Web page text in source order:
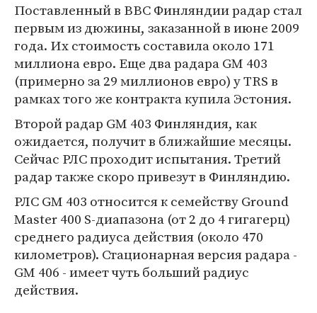
Поставленный в ВВС Финляндии радар стал
первым из дюжины, заказанной в июне 2009
года. Их стоимость составила около 171
миллиона евро. Еще два радара GM 403
(примерно за 29 миллионов евро) у TRS в
рамках того же контракта купила Эстония.
Второй радар GM 403 Финляндия, как
ожидается, получит в ближайшие месяцы.
Сейчас РЛС проходит испытания. Третий
радар также скоро привезут в Финляндию.
РЛС GM 403 относится к семейству Ground
Master 400 S-диапазона (от 2 до 4 гигагерц)
среднего радиуса действия (около 470
километров). Стационарная версия радара -
GM 406 - имеет чуть больший радиус
действия.